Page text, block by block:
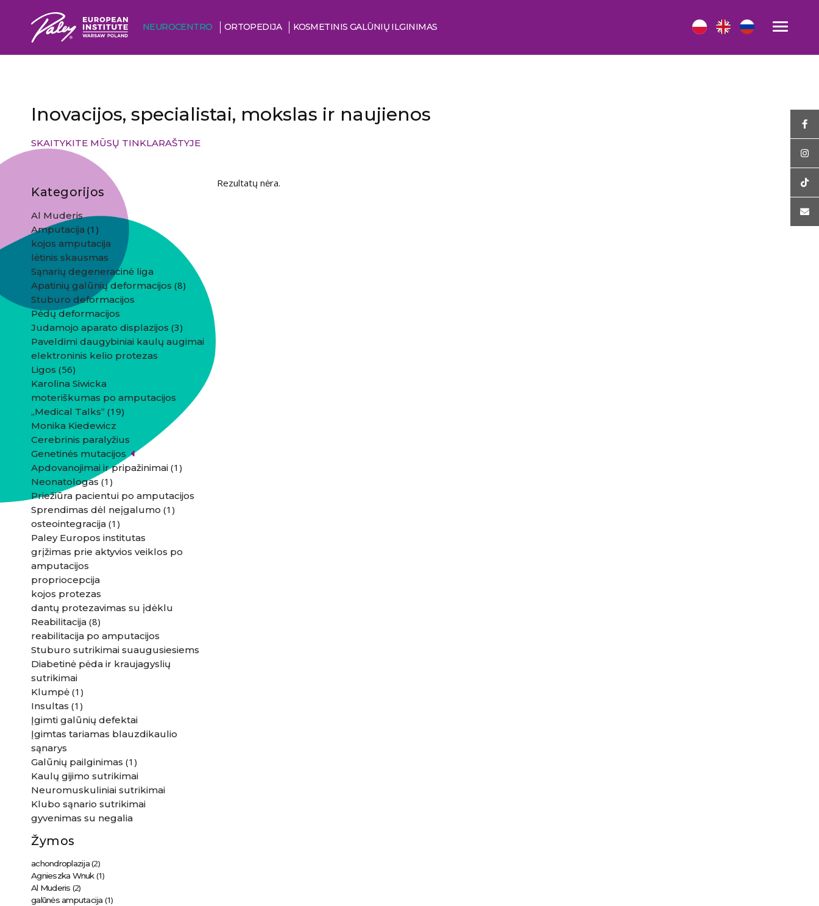
NEUROCENTRO ORTOPEDIJA KOSMETINIS GALŪNIŲ ILGINIMAS
Inovacijos, specialistai, mokslas ir naujienos
SKAITYKITE MŪSŲ TINKLARAŠTYJE
Kategorijos
Al Muderis
Amputacija (1)
kojos amputacija
lėtinis skausmas
Sąnarių degeneracinė liga
Apatinių galūnių deformacijos (8)
Stuburo deformacijos
Pėdų deformacijos
Judamojo aparato displazijos (3)
Paveldimi daugybiniai kaulų augimai
elektroninis kelio protezas
Ligos (56)
Karolina Siwicka
moteriškumas po amputacijos
„Medical Talks“ (19)
Monika Kiedewicz
Cerebrinis paralyžius
Genetinės mutacijos
Apdovanojimai ir pripažinimai (1)
Neonatologas (1)
Priežiūra pacientui po amputacijos
Sprendimas dėl neįgalumo (1)
osteointegracija (1)
Paley Europos institutas
grįžimas prie aktyvios veiklos po
amputacijos
propriocepcija
kojos protezas
dantų protezavimas su įdėklu
Reabilitacija (8)
reabilitacija po amputacijos
Stuburo sutrikimai suaugusiesiems
Diabetinė pėda ir kraujagyslių
sutrikimai
Klumpė (1)
Insultas (1)
Įgimti galūnių defektai
Įgimtas tariamas blauzdikaulio
sąnarys
Galūnių pailginimas (1)
Kaulų gijimo sutrikimai
Neuromuskuliniai sutrikimai
Klubo sąnario sutrikimai
gyvenimas su negalia
Žymos
achondroplazija(2)
Agnieszka Wnuk(1)
Al Muderis (2)
galūnės amputacija (1)
Rezultatų nėra.